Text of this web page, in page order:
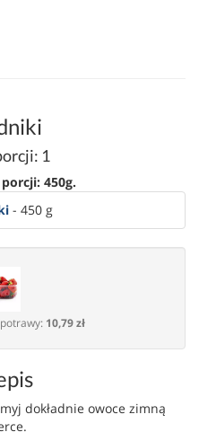
1
450g.
- 450 g
10,79 zł
dokładnie owoce zimną